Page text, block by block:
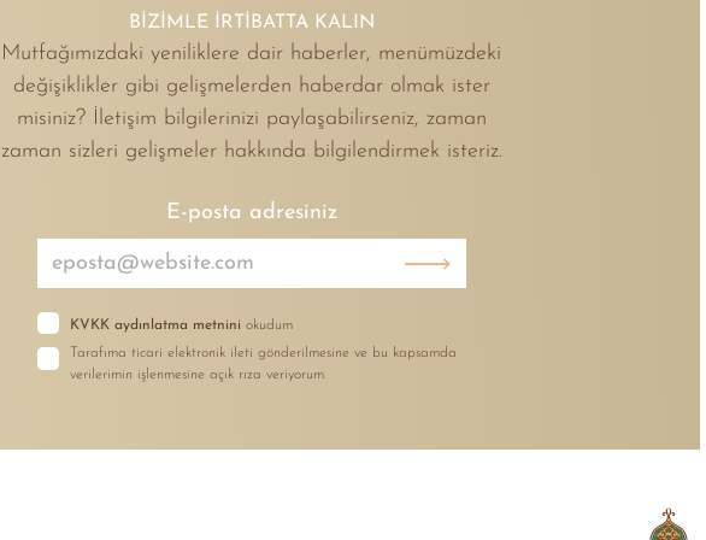
BİZİMLE İRTİBATTA KALIN
Mutfağımızdaki yeniliklere dair haberler, menümüzdeki
değişiklikler gibi gelişmelerden haberdar olmak ister
misiniz? İletişim bilgilerinizi paylaşabilirseniz, zaman
zaman sizleri gelişmeler hakkında bilgilendirmek isteriz.
E-posta adresiniz
KVKK aydınlatma metnini okudum
Tarafıma ticari elektronik ileti gönderilmesine ve bu kapsamda
verilerimin işlenmesine açık rıza veriyorum.